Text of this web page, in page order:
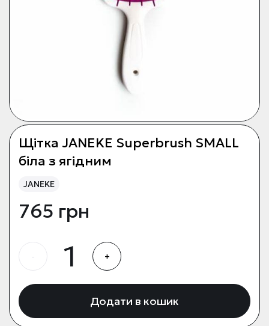
Щітка JANEKE Superbrush SMALL
біла з ягідним
JANEKE
765 грн
+
Додати в кошик